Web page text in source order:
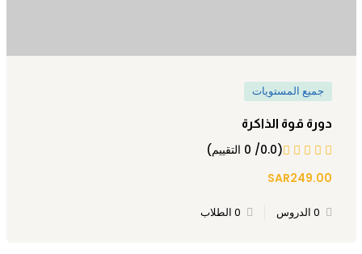
جميع المستويات
دورة قوة الذاكرة
(0.0/ 0 التقييم)
SAR249.00
0 الدروس 0 الطلاب